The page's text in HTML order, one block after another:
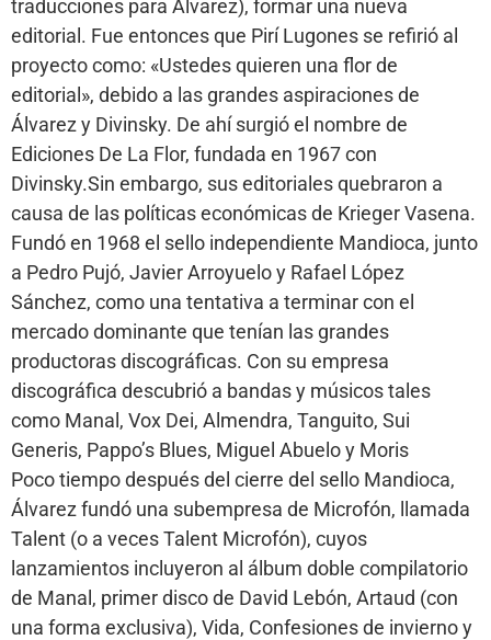
traducciones para Álvarez), formar una nueva
editorial. Fue entonces que Pirí Lugones se refirió al
proyecto como: «Ustedes quieren una flor de
editorial», debido a las grandes aspiraciones de
Álvarez y Divinsky. De ahí surgió el nombre de
Ediciones De La Flor, fundada en 1967 con
Divinsky.Sin embargo, sus editoriales quebraron a
causa de las políticas económicas de Krieger Vasena.
Fundó en 1968 el sello independiente Mandioca, junto
a Pedro Pujó, Javier Arroyuelo y Rafael López
Sánchez, como una tentativa a terminar con el
mercado dominante que tenían las grandes
productoras discográficas. Con su empresa
discográfica descubrió a bandas y músicos tales
como Manal, Vox Dei, Almendra, Tanguito, Sui
Generis, Pappo’s Blues, Miguel Abuelo y Moris
Poco tiempo después del cierre del sello Mandioca,
Álvarez fundó una subempresa de Microfón, llamada
Talent (o a veces Talent Microfón), cuyos
lanzamientos incluyeron al álbum doble compilatorio
de Manal, primer disco de David Lebón, Artaud (con
una forma exclusiva), Vida, Confesiones de invierno y